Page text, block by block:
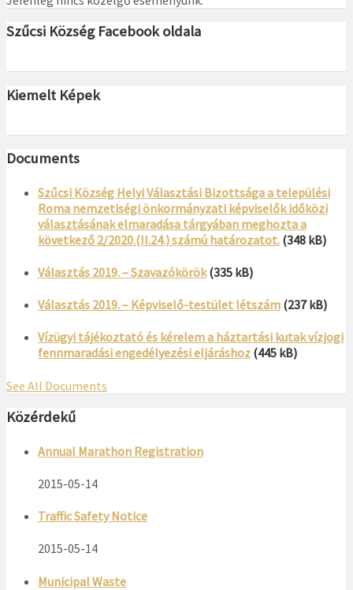
Szűcsi Község Facebook oldala
Kiemelt Képek
Documents
Szűcsi Község Helyi Választási Bizottsága a települési
Roma nemzetiségi önkormányzati képviselők időközi
választásának elmaradása tárgyában meghozta a
következő 2/2020.(II.24.) számú határozatot. (348 kB)
Választás 2019. – Szavazókörök (335 kB)
Választás 2019. – Képviselő-testület létszám (237 kB)
Vízügyi tájékoztató és kérelem a háztartási kutak vízjogi
fennmaradási engedélyezési eljáráshoz (445 kB)
See All Documents
Közérdekű
Annual Marathon Registration
2015-05-14
Traffic Safety Notice
2015-05-14
Municipal Waste